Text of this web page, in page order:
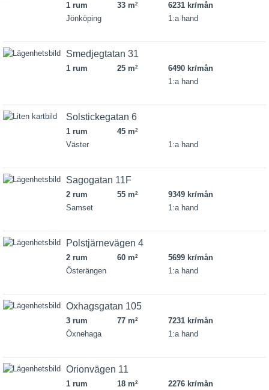
1 rum 33 m2
6231 kr/mån
Jönköping
1:a hand
Smedjegtatan 31
1 rum 25 m2
6490 kr/mån
1:a hand
Solstickegatan 6
1 rum 45 m2
Väster 1:a hand
Sagogatan 11F
2 rum 55 m2
9349 kr/mån
Samset
1:a hand
Polstjärnevägen 4
2 rum 60 m2
5699 kr/mån
Österängen
1:a hand
Oxhagsgatan 105
3 rum 77 m2
7231 kr/mån
Öxnehaga
1:a hand
Orionvägen 11
1 rum 18 m2
2276 kr/mån